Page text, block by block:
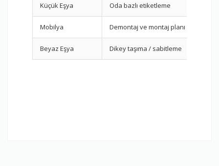
Küçük Eşya Oda bazlı etiketleme
Mobilya Demontaj ve montaj planı
Beyaz Eşya Dikey taşıma / sabitleme